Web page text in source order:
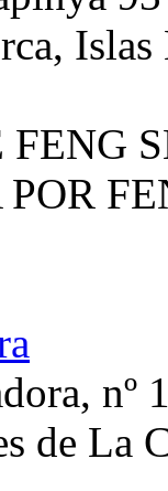
Islas
FENG
nº
de La